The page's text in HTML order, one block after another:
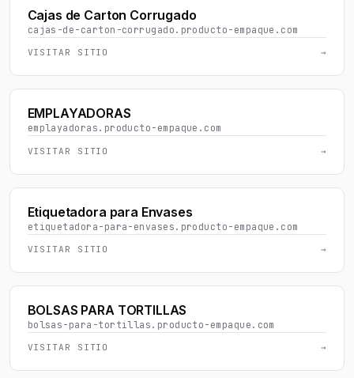
Cajas de Carton Corrugado
cajas-de-carton-corrugado.producto-empaque.com
VISITAR SITIO →
EMPLAYADORAS
emplayadoras.producto-empaque.com
VISITAR SITIO →
Etiquetadora para Envases
etiquetadora-para-envases.producto-empaque.com
VISITAR SITIO →
BOLSAS PARA TORTILLAS
bolsas-para-tortillas.producto-empaque.com
VISITAR SITIO →